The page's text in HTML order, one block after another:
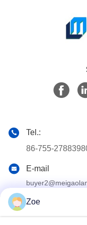
Tel.:
86-755-
E-mail
Adres
RA1-B2, F32 van
Zoe